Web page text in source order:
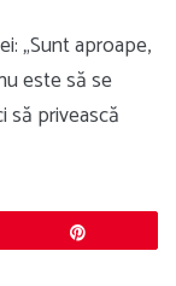
„Sunt aproape,
este să se
să privească